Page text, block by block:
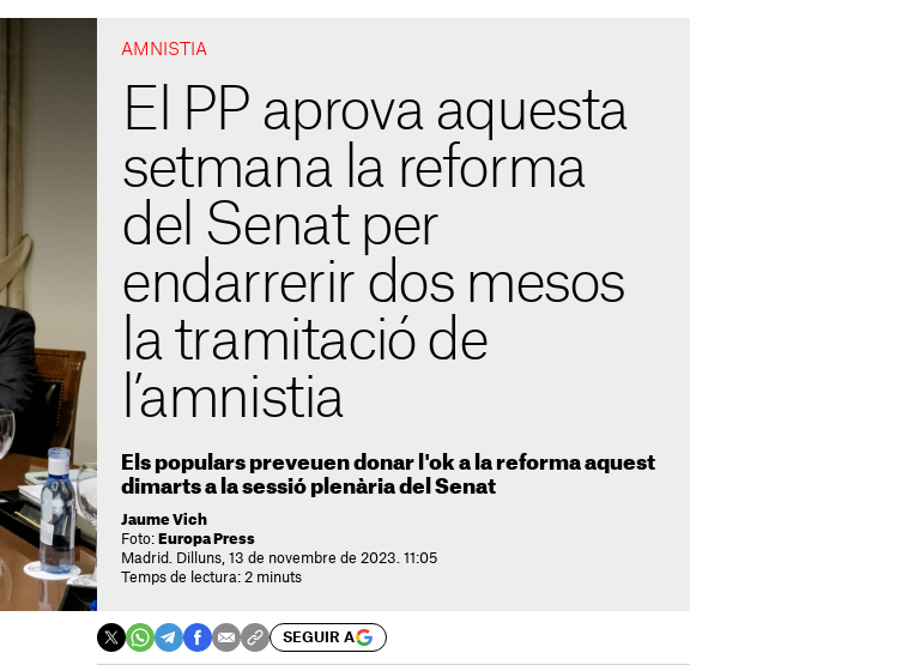
AMNISTIA
El PP aprova aquesta
setmana la reforma
del Senat per
endarrerir dos mesos
la tramitació de
l’amnistia
Els populars preveuen donar l'ok a la reforma aquest
dimarts a la sessió plenària del Senat
Jaume Vich
Foto: Europa Press
Madrid. Dilluns, 13 de novembre de 2023. 11:05
Temps de lectura: 2 minuts
SEGUIR A